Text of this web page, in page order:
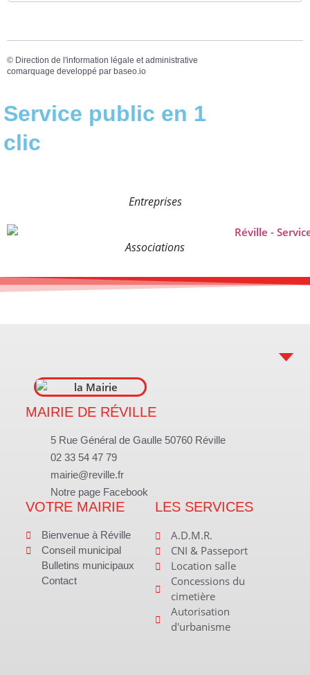
© Direction de l'information légale et administrative
comarquage developpé par baseo.io
Service public en 1
clic
Entreprises
Associations
MAIRIE DE RÉVILLE
5 Rue Général de Gaulle 50760 Réville
02 33 54 47 79
mairie@reville.fr
Notre page Facebook
VOTRE MAIRIE
Bienvenue à Réville
Conseil municipal
Bulletins municipaux
Contact
LES SERVICES
A.D.M.R.
CNI & Passeport
Location salle
Concessions du
cimetière
Autorisation
d'urbanisme